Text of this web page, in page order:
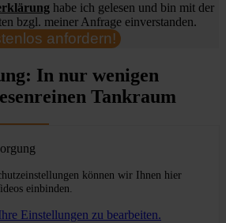
habe ich gelesen und bin mit der
bzgl. meiner Anfrage einverstanden.
anfordern!
In nur wenigen
Tankraum
können wir Ihnen hier
einbinden.
Einstellungen zu bearbeiten.